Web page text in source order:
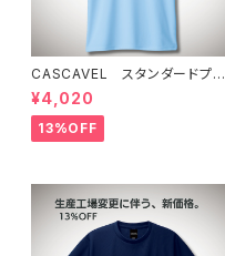
CASCAVEL スタンダードプラ
クティスシャツ ライトブルー
¥4,020
13%OFF